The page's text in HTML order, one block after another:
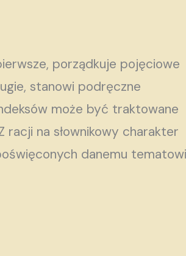
porządkuje pojęciowe
stanowi podręczne
może być traktowane
racji na słownikowy charakter
danemu